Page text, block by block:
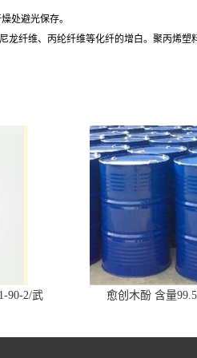
处避光保存。
龙纤维、丙纶纤维等化纤的增白。聚丙烯塑
90-2/武
愈创木酚 含量